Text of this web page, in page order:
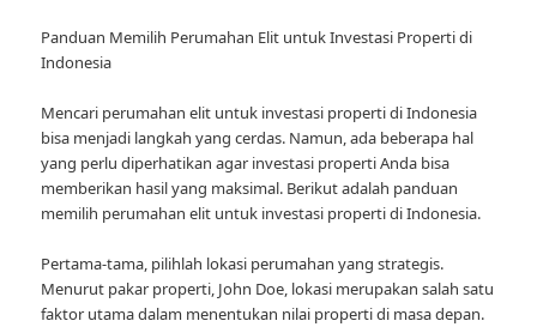
Panduan Memilih Perumahan Elit untuk Investasi Properti di
Indonesia
Mencari perumahan elit untuk investasi properti di Indonesia
bisa menjadi langkah yang cerdas. Namun, ada beberapa hal
yang perlu diperhatikan agar investasi properti Anda bisa
memberikan hasil yang maksimal. Berikut adalah panduan
memilih perumahan elit untuk investasi properti di Indonesia.
Pertama-tama, pilihlah lokasi perumahan yang strategis.
Menurut pakar properti, John Doe, lokasi merupakan salah satu
faktor utama dalam menentukan nilai properti di masa depan.